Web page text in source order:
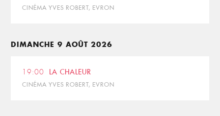
CINÉMA YVES ROBERT, EVRON
DIMANCHE 9 AOÛT 2026
19:00 LA CHALEUR
CINÉMA YVES ROBERT, EVRON